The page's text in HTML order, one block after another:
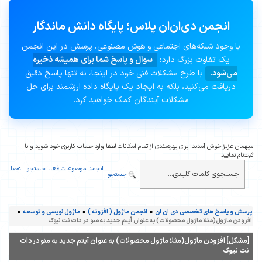
انجمن دی‌ان‌ان پلاس؛ پایگاه دانش ماندگار
با وجود شبکه‌های اجتماعی و هوش مصنوعی، پرسش در این انجمن
یک تفاوت بزرگ دارد: سوال و پاسخ شما برای همیشه ذخیره
می‌شود.
با طرح مشکلات فنی خود در اینجا، نه تنها پاسخ دقیق
دریافت می‌کنید، بلکه به ایجاد یک پایگاه داده ارزشمند برای حل
مشکلات آیندگان کمک خواهید کرد.
میهمان عزیز خوش آمدید! برای بهره‌مندی از تمام امکانات لطفا وارد حساب کاربری خود شوید و یا
ثبت‌نام نمایید
انجمن موضوعات فعال جستجو اعضا
جستجو
پرسش و پاسخ های تخصصی دی ان ان » انجمن ماژول ( افزونه ) » ماژول نویسی و توسعه »
افزودن ماژول(مثلا ماژول محصولات) به عنوان آیتم جدید به منو در دات نت نیوک
[مشکل] افزودن ماژول(مثلا ماژول محصولات) به عنوان آیتم جدید به منو در دات
نت نیوک